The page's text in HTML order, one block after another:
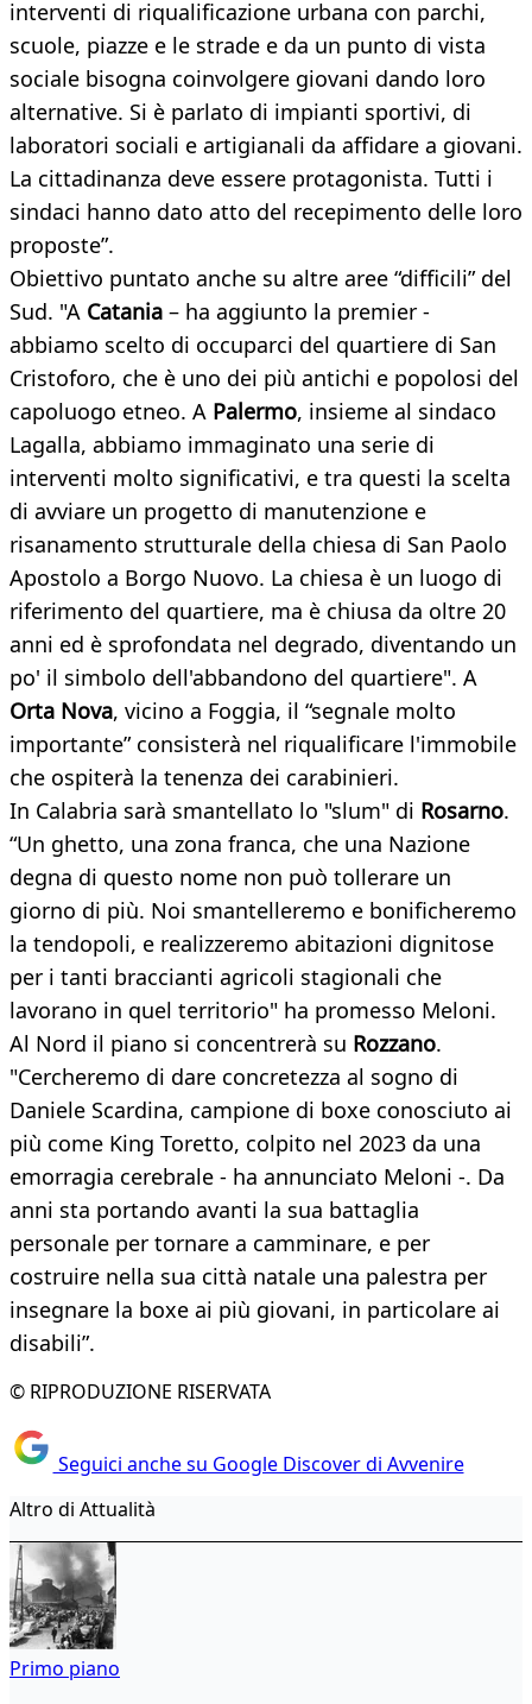
interventi di riqualificazione urbana con parchi,
scuole, piazze e le strade e da un punto di vista
sociale bisogna coinvolgere giovani dando loro
alternative. Si è parlato di impianti sportivi, di
laboratori sociali e artigianali da affidare a giovani.
La cittadinanza deve essere protagonista. Tutti i
sindaci hanno dato atto del recepimento delle loro
proposte”.
Obiettivo puntato anche su altre aree “difficili” del
Sud. "A Catania – ha aggiunto la premier -
abbiamo scelto di occuparci del quartiere di San
Cristoforo, che è uno dei più antichi e popolosi del
capoluogo etneo. A Palermo, insieme al sindaco
Lagalla, abbiamo immaginato una serie di
interventi molto significativi, e tra questi la scelta
di avviare un progetto di manutenzione e
risanamento strutturale della chiesa di San Paolo
Apostolo a Borgo Nuovo. La chiesa è un luogo di
riferimento del quartiere, ma è chiusa da oltre 20
anni ed è sprofondata nel degrado, diventando un
po' il simbolo dell'abbandono del quartiere". A
Orta Nova, vicino a Foggia, il “segnale molto
importante” consisterà nel riqualificare l'immobile
che ospiterà la tenenza dei carabinieri.
In Calabria sarà smantellato lo "slum" di Rosarno.
“Un ghetto, una zona franca, che una Nazione
degna di questo nome non può tollerare un
giorno di più. Noi smantelleremo e bonificheremo
la tendopoli, e realizzeremo abitazioni dignitose
per i tanti braccianti agricoli stagionali che
lavorano in quel territorio" ha promesso Meloni.
Al Nord il piano si concentrerà su Rozzano.
"Cercheremo di dare concretezza al sogno di
Daniele Scardina, campione di boxe conosciuto ai
più come King Toretto, colpito nel 2023 da una
emorragia cerebrale - ha annunciato Meloni -. Da
anni sta portando avanti la sua battaglia
personale per tornare a camminare, e per
costruire nella sua città natale una palestra per
insegnare la boxe ai più giovani, in particolare ai
disabili”.
© RIPRODUZIONE RISERVATA
Seguici anche su Google Discover di Avvenire
Altro di Attualità
Primo piano